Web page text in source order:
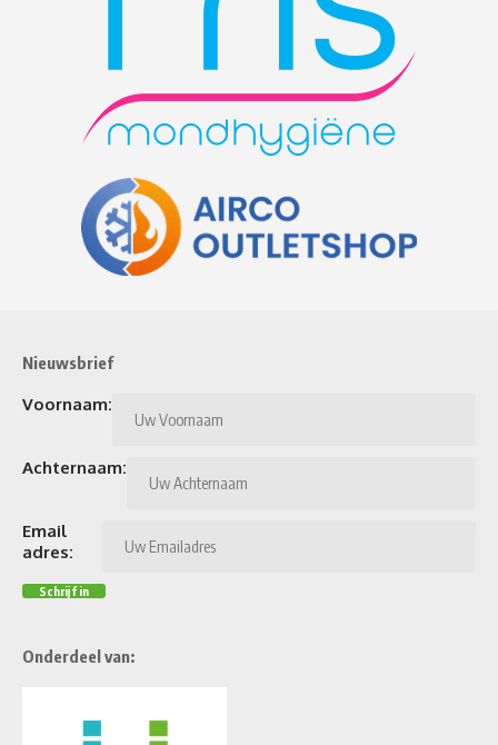
Nieuwsbrief
Voornaam:
Achternaam:
Email
adres:
Onderdeel van: